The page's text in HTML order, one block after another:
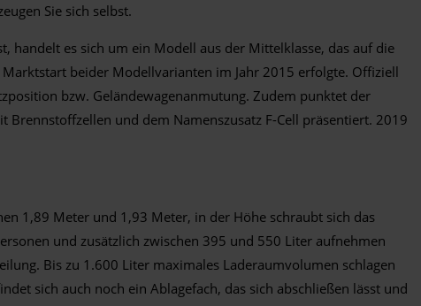
Sie sich selbst.
handelt es sich um ein Modell aus der Mittelklasse, das auf die
Marktstart beider Modellvarianten im Jahr 2015 erfolgte. Offiziell
bzw. Geländewagenanmutung. Zudem punktet der
und dem Namenszusatz F-Cell präsentiert. 2019
1,89 Meter und 1,93 Meter, in der Höhe schraubt sich das
und zusätzlich zwischen 395 und 550 Liter aufnehmen
Bis zu 1.600 Liter maximales Laderaumvolumen schlagen
sich auch noch ein Ablagefach, das sich abschließen lässt und